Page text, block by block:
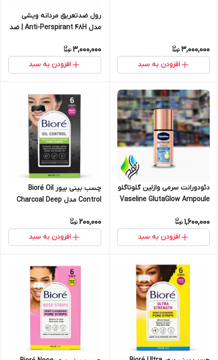
3,000,000
افزودن به سبد
رول ضدتعریق مردانه ویشی
مدل Anti-Perspirant 48H | ضد
حساس
3,000,000
افزودن به سبد
دئودورانت سرمی وازلین گلوتاگلو
Vaseline GlutaGlow Ampoule
نیاسینامید
1,600,000
افزودن به سبد
چسب بینی بیور Bioré Oil
Control مدل Charcoal Deep
کنترل چربی) – بسته 6 عددی
200,000
افزودن به سبد